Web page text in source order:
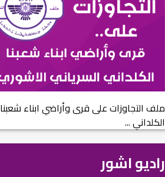
ملف التجاوزات على قرى وأراضي ابناء شعبنا
الكلداني ...
راديو اشور